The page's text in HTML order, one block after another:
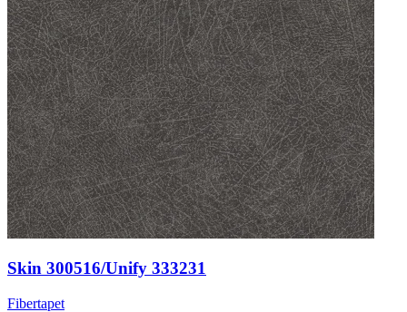
Skin 300516/Unify 333231
Fibertapet